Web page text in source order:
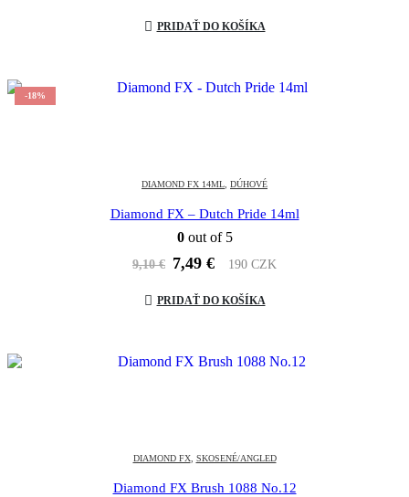
bola:
9,10 €.
je:
7,49 €.
PRIDAŤ DO KOŠÍKA
-18%
DIAMOND FX 14ML, DÚHOVÉ
Diamond FX – Dutch Pride 14ml
0out of 5
9,10€ Pôvodná
bola:
9,10 €.
7,49€Aktuálna
je:
7,49 €.
190 CZK
PRIDAŤ DO KOŠÍKA
DIAMOND FX, SKOSENÉ/ANGLED
Diamond FX Brush 1088 No.12